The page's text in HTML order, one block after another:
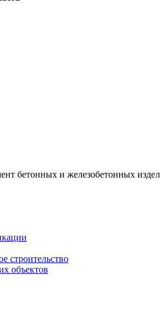
бетонных и железобетонных
строительство
объектов